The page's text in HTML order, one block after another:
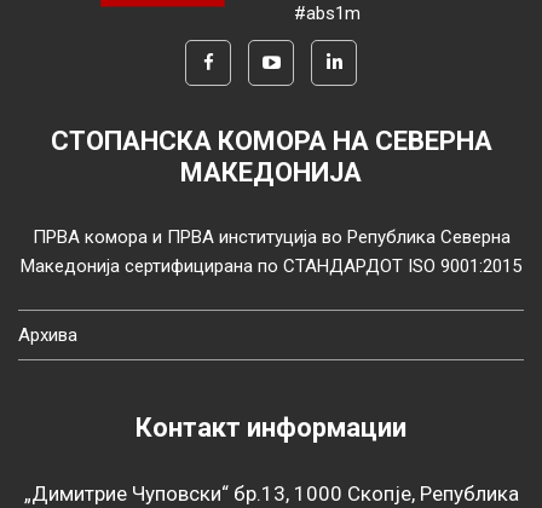
#abs1m
СТОПАНСКА КОМОРА НА СЕВЕРНА
МАКЕДОНИЈА
ПРВА комора и ПРВА институција во Република Северна
Македонија сертифицирана по СТАНДАРДОТ ISO 9001:2015
Архива
Контакт информации
„Димитрие Чуповски“ бр.13, 1000 Скопје, Република